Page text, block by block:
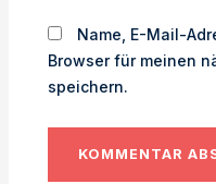
Name, E-Mail-
Browser für meinen
speichern.